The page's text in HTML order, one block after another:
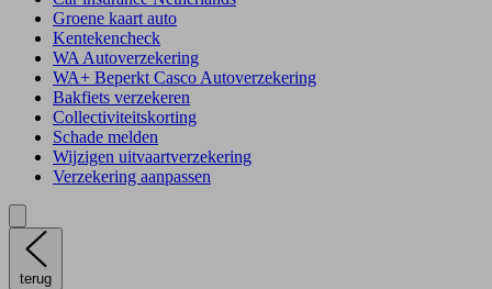
Groene kaart auto
Kentekencheck
WA Autoverzekering
WA+ Beperkt Casco Autoverzekering
Bakfiets verzekeren
Collectiviteitskorting
Schade melden
Wijzigen uitvaartverzekering
Verzekering aanpassen
terug